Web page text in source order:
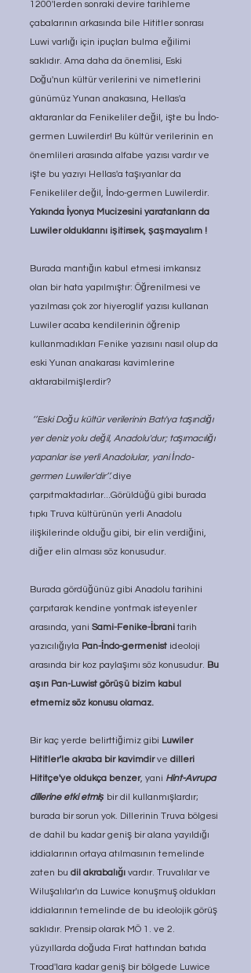
1200'lerden sonraki devire tarihleme
çabalarının arkasında bile Hititler sonrası
Luwi varlığı için ipuçları bulma eğilimi
saklıdır. Ama daha da önemlisi, Eski
Doğu'nun kültür verilerini ve nimetlerini
günümüz Yunan anakasına, Hellas'a
aktaranlar da Fenikeliler değil, işte bu İndo-
germen Luwilerdir! Bu kültür verilerinin en
önemlileri arasında alfabe yazısı vardır ve
işte bu yazıyı Hellas'a taşıyanlar da
Fenikeliler değil, İndo-germen Luwilerdir.
Yakında İyonya Mucizesini yaratanların da
Luwiler olduklarını işitirsek, şaşmayalım !
Burada mantığın kabul etmesi imkansız
olan bir hata yapılmıştır: Öğrenilmesi ve
yazılması çok zor hiyeroglif yazısı kullanan
Luwiler acaba kendilerinin öğrenip
kullanmadıkları Fenike yazısını nasıl olup da
eski Yunan anakarası kavimlerine
aktarabilmişlerdir?
‘’Eski Doğu kültür verilerinin Batı'ya taşındığı
yer deniz yolu değil, Anadolu'dur; taşımacılığı
yapanlar ise yerli Anadolular, yani İndo-
germen Luwiler'dir’’. diye
çarpıtmaktadırlar...Görüldüğü gibi burada
tıpkı Truva kültürünün yerli Anadolu
ilişkilerinde olduğu gibi, bir elin verdiğini,
diğer elin alması söz konusudur.
Burada gördüğünüz gibi Anadolu tarihini
çarpıtarak kendine yontmak isteyenler
arasında, yani Sami-Fenike-İbrani tarih
yazıcılığıyla Pan-İndo-germenist ideoloji
arasında bir koz paylaşımı söz konusudur. Bu
aşırı Pan-Luwist görüşü bizim kabul
etmemiz söz konusu olamaz.
Bir kaç yerde belirttiğimiz gibi Luwiler
Hititler'le akraba bir kavimdir ve dilleri
Hititçe'ye oldukça benzer, yani Hint-Avrupa
dillerine etki etmiş bir dil kullanmışlardır;
burada bir sorun yok. Dillerinin Truva bölgesi
de dahil bu kadar geniş bir alana yayıldığı
iddialarının ortaya atılmasının temelinde
zaten bu dil akrabalığı vardır. Truvalılar ve
Wiluşalılar'ın da Luwice konuşmuş oldukları
iddialarının temelinde de bu ideolojik görüş
saklıdır. Prensip olarak MÖ 1. ve 2.
yüzyıllarda doğuda Fırat hattından batıda
Troad'lara kadar geniş bir bölgede Luwice